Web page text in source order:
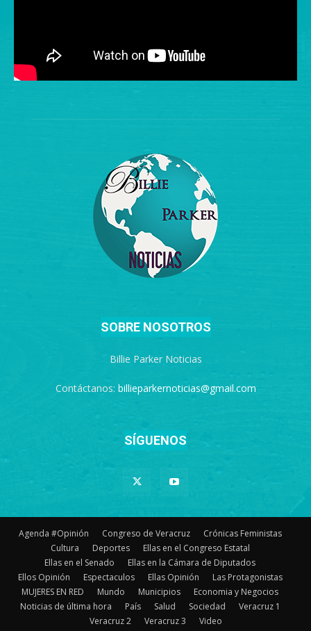
SOBRE NOSOTROS
Billie Parker Noticias
Contáctanos: billieparkernoticias@gmail.com
SÍGUENOS
Agenda #Opinión Congreso de Veracruz
Crónicas Feministas
Cultura
Deportes
Ellas en el Congreso Estatal
Ellas en el Senado
Ellas en la Cámara de Diputados
Ellos Opinión
Espectaculos Ellas Opinión
Las Protagonistas
MUJERES EN RED
Mundo Municipios
Economia y Negocios
Noticias de última hora
País Salud Sociedad
Veracruz 1
Veracruz 2
Veracruz 3 Video